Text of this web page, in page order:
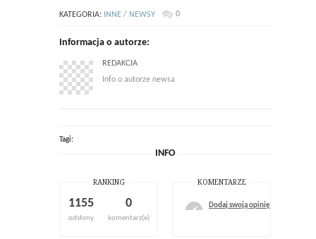
KATEGORIA: INNE / NEWSY 0
Informacja o autorze:
REDAKCJA
Info o autorze newsa
Tagi:
INFO
RANKING
1155
odsłony
0
komentarz(e)
KOMENTARZE
Dodaj swoją opinię